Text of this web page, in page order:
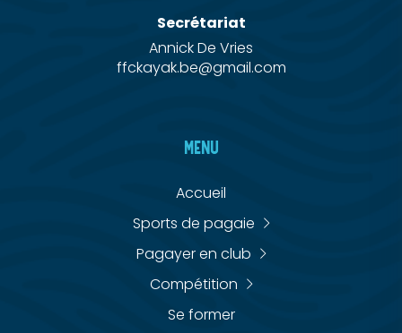
Secrétariat
Annick De Vries
ffckayak.be@gmail.com
MENU
Accueil
Sports de pagaie
Pagayer en club
Compétition
Se former